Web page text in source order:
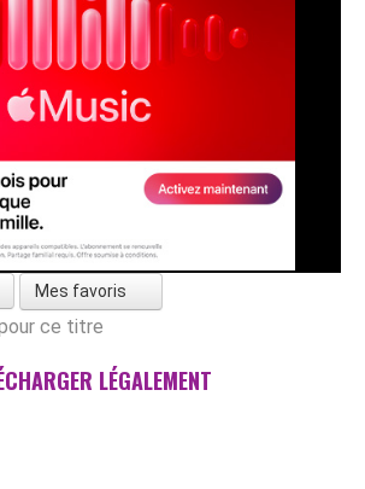
Mes favoris
ce titre
LÉGALEMENT